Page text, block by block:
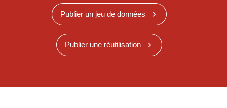
Publier un jeu de données
Publier une réutilisation